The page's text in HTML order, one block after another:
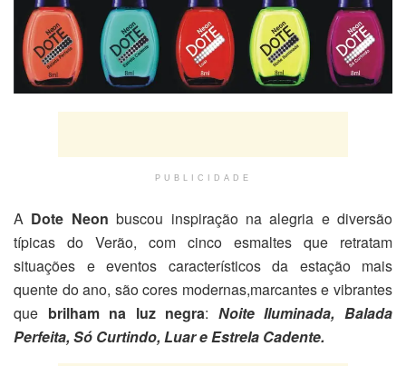
PUBLICIDADE
A Dote Neon buscou inspiração na alegria e diversão
típicas do Verão, com cinco esmaltes que retratam
situações e eventos característicos da estação mais
quente do ano, são cores modernas,marcantes e vibrantes
que brilham na luz negra: Noite Iluminada, Balada
Perfeita, Só Curtindo, Luar e Estrela Cadente.